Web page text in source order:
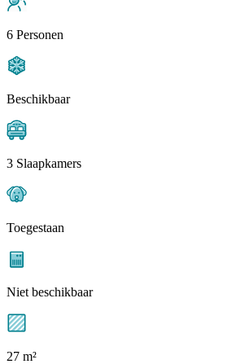
6 Personen
Beschikbaar
3 Slaapkamers
Toegestaan
Niet beschikbaar
27 m²